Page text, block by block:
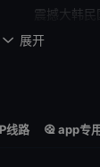
的10
的。12月12日
以首都警备司
的9个小
 展开
线路 app专